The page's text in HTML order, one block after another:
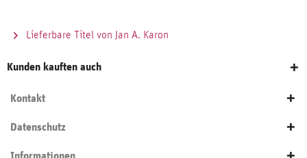
Lieferbare Titel von Jan A. Karon
Kunden kauften auch
Kontakt
Datenschutz